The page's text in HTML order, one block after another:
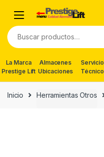
navigation
content
Buscar
por:
La Marca
Prestige Lift
Almacenes
Ubicaciones
Servicio
Técnico
Inicio Herramientas Otros